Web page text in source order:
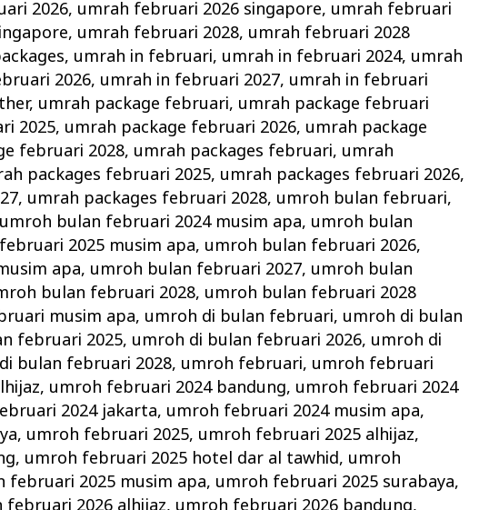
2026, umrah februari 2026 singapore, umrah februari
, umrah februari 2028, umrah februari 2028
, umrah in februari, umrah in februari 2024, umrah
2026, umrah in februari 2027, umrah in februari
, umrah package februari, umrah package februari
2025, umrah package februari 2026, umrah package
februari 2028, umrah packages februari, umrah
packages februari 2025, umrah packages februari 2026,
, umrah packages februari 2028, umroh bulan februari,
umroh bulan februari 2024 musim apa, umroh bulan
2025 musim apa, umroh bulan februari 2026,
apa, umroh bulan februari 2027, umroh bulan
bulan februari 2028, umroh bulan februari 2028
musim apa, umroh di bulan februari, umroh di bulan
februari 2025, umroh di bulan februari 2026, umroh di
bulan februari 2028, umroh februari, umroh februari
, umroh februari 2024 bandung, umroh februari 2024
2024 jakarta, umroh februari 2024 musim apa,
, umroh februari 2025, umroh februari 2025 alhijaz,
, umroh februari 2025 hotel dar al tawhid, umroh
februari 2025 musim apa, umroh februari 2025 surabaya,